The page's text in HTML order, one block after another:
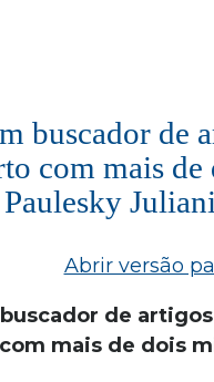
buscador de
com mais
Juliani
buscador de
com mais de dois